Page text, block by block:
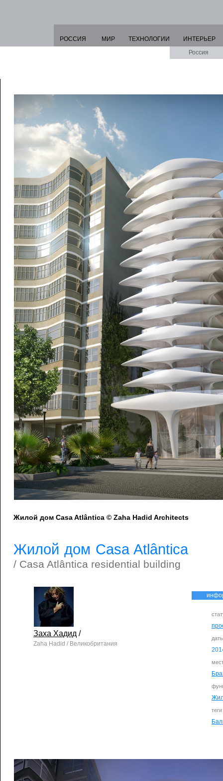
РОССИЯ МИР ТЕХНОЛОГИИ
ИНТЕРЬЕР
Россия
Жилой дом Casa Atlântica © Zaha Hadid Architects
Жилой дом Casa Atlântica
/ Casa Atlântica residential building
теги
Заха Хадид /
Zaha Hadid / Великобритания